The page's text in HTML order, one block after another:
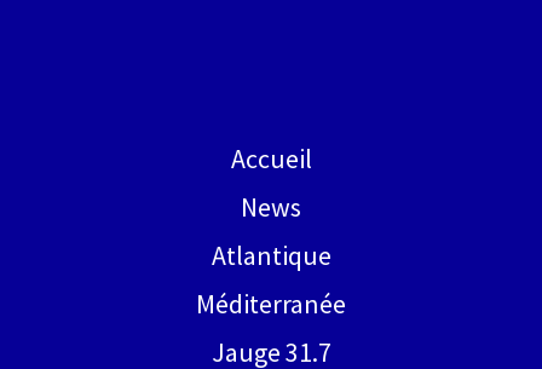
Accueil
News
Atlantique
Méditerranée
Jauge 31.7